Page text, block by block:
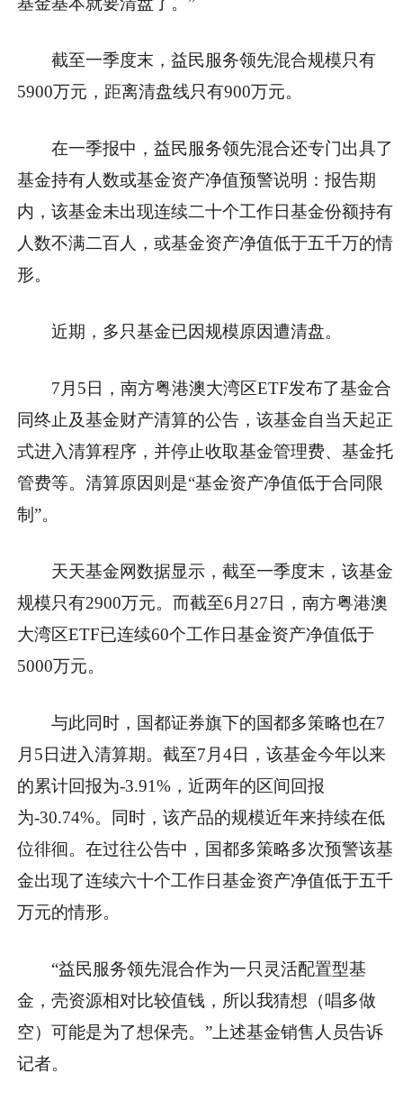
截至一季度末，益民服务领先混合规模只有
5900万元，距离清盘线只有900万元。
在一季报中，益民服务领先混合还专门出具了
基金持有人数或基金资产净值预警说明：报告期
内，该基金未出现连续二十个工作日基金份额持有
人数不满二百人，或基金资产净值低于五千万的情
形。
近期，多只基金已因规模原因遭清盘。
7月5日，南方粤港澳大湾区ETF发布了基金合
同终止及基金财产清算的公告，该基金自当天起正
式进入清算程序，并停止收取基金管理费、基金托
管费等。清算原因则是“基金资产净值低于合同限
制”。
天天基金网数据显示，截至一季度末，该基金
规模只有2900万元。而截至6月27日，南方粤港澳
大湾区ETF已连续60个工作日基金资产净值低于
5000万元。
与此同时，国都证券旗下的国都多策略也在7
月5日进入清算期。截至7月4日，该基金今年以来
的累计回报为-3.91%，近两年的区间回报
为-30.74%。同时，该产品的规模近年来持续在低
位徘徊。在过往公告中，国都多策略多次预警该基
金出现了连续六十个工作日基金资产净值低于五千
万元的情形。
“益民服务领先混合作为一只灵活配置型基
金，壳资源相对比较值钱，所以我猜想（唱多做
空）可能是为了想保壳。”上述基金销售人员告诉
记者。